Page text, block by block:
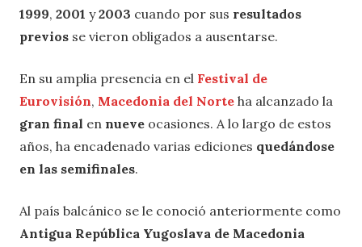
1999, 2001 y2003 cuando por sus resultados
previos se vieron obligados a ausentarse.
En su amplia presencia en el Festival de
Eurovisión, Macedonia del Norte ha alcanzado la
gran final en nueve ocasiones. A lo largo de estos
años, ha encadenado varias ediciones quedándose
en las semifinales.
Al país balcánico se le conoció anteriormente como
Antigua República Yugoslava de Macedonia